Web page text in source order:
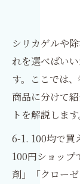
シリカゲルや
れを選べばい
す。ここでは
商品に分けて
トを解説します
6-1. 100均で買
100円ショップ
剤」「クロー